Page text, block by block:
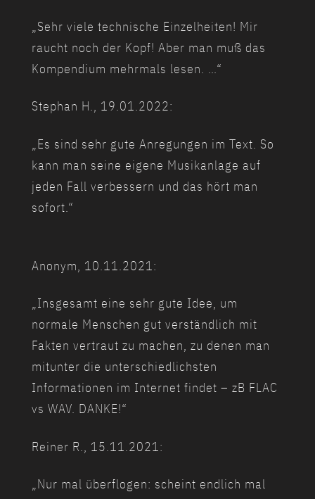
„Sehr viele technische Einzelheiten! Mir
raucht noch der Kopf! Aber man muß das
Kompendium mehrmals lesen. …“
Stephan H., 19.01.2022:
„Es sind sehr gute Anregungen im Text. So
kann man seine eigene Musikanlage auf
jeden Fall verbessern und das hört man
sofort.“
Anonym, 10.11.2021:
„Insgesamt eine sehr gute Idee, um
normale Menschen gut verständlich mit
Fakten vertraut zu machen, zu denen man
mitunter die unterschiedlichsten
Informationen im Internet findet – zB FLAC
vs WAV. DANKE!“
Reiner R., 15.11.2021:
„Nur mal überflogen: scheint endlich mal